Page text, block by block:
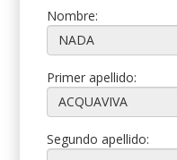
Nombre:
Primer apellido:
Segundo apellido: